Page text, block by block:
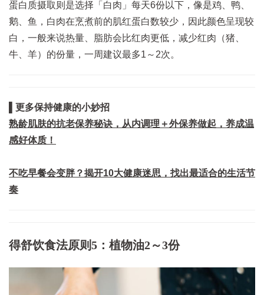
蛋白质摄取则是选择「白肉」每天6份以下，像是鸡、鸭、
鹅、鱼，白肉在烹煮前的肌红蛋白数较少，因此颜色呈现较
白，一般来说热量、脂肪会比红肉更低，减少红肉（猪、
牛、羊）的份量，一周建议最多1～2次。
▌更多保持健康的小妙招
熟龄肌肤的抗老保养秘诀，从内调理＋外保养做起，养成温
感好体质！
不吃早餐会变胖？揭开10大健康迷思，找出最适合的生活节
奏
得舒饮食法原则5：植物油2～3份